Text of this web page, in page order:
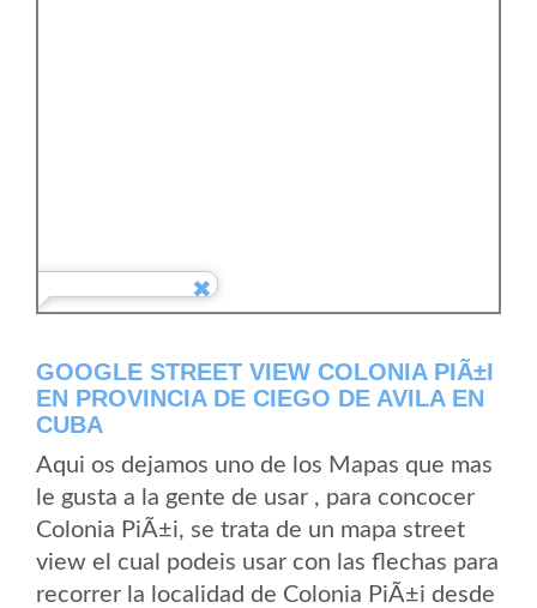
GOOGLE STREET VIEW COLONIA PIÃ±I
EN PROVINCIA DE CIEGO DE AVILA EN
CUBA
Aqui os dejamos uno de los Mapas que mas
le gusta a la gente de usar , para concocer
Colonia PiÃ±i, se trata de un mapa street
view el cual podeis usar con las flechas para
recorrer la localidad de Colonia PiÃ±i desde